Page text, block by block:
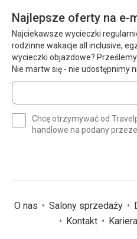
Najlepsze oferty na e-
Najciekawsze wycieczki
rodzinne wakacje all inclusive,
wycieczki objazdowe?
Nie martw się - nie udostępnimy
Wprowadź
swój
(wymagane)
Chcę otrzymywać od
handlowe na podany
O nas Salony sprzedaży
Kontakt
Kariera